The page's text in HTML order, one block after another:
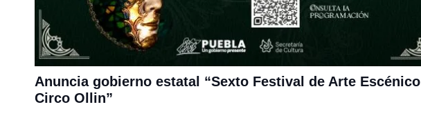
Anuncia gobierno estatal “Sexto Festival de Arte Escénico
Circo Ollin”